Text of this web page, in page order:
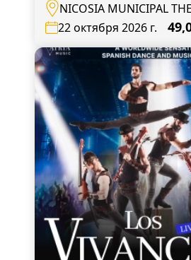
NICOSIA MUNICIPAL
Nicosia, Mouseiou
22 октября 2026 г.